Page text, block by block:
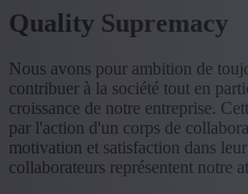
Quality Supremacy
Nous avons pour ambition de
contribuer à la société tout en
croissance de notre entreprise.
par l'action d'un corps de
motivation et satisfaction dans
collaborateurs représentent notre